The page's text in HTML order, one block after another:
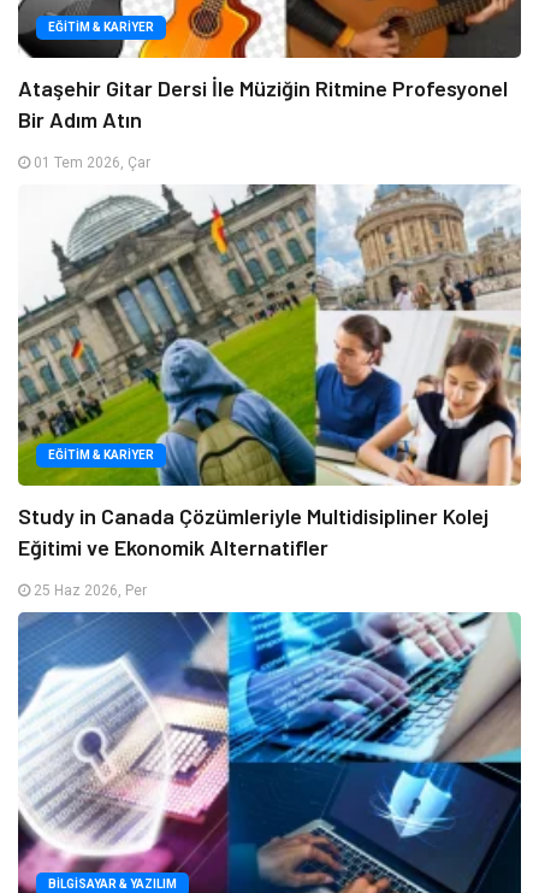
EĞITIM & KARIYER
Ataşehir Gitar Dersi İle Müziğin Ritmine Profesyonel
Bir Adım Atın
01 Tem 2026, Çar
EĞITIM & KARIYER
Study in Canada Çözümleriyle Multidisipliner Kolej
Eğitimi ve Ekonomik Alternatifler
25 Haz 2026, Per
BILGISAYAR & YAZILIM